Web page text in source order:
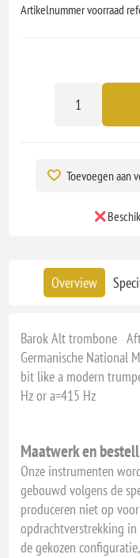
Artikelnummer voorraad
Toevoegen aan
Overview
Barok Alt trombone
Germanische National
bit like a modern
Hz or a=415 Hz
Maatwerk en
Onze instrumenten
gebouwd volgens de
produceren niet op
opdrachtverstrekking
de gekozen